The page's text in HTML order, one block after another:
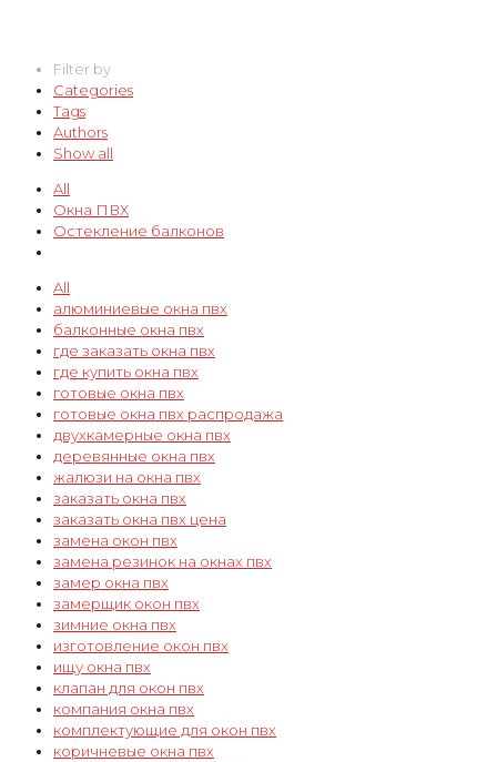
Filter by
Categories
Tags
Authors
Show all
All
Окна ПВХ
Остекление балконов
All
алюминиевые окна пвх
балконные окна пвх
где заказать окна пвх
где купить окна пвх
готовые окна пвх
готовые окна пвх распродажа
двухкамерные окна пвх
деревянные окна пвх
жалюзи на окна пвх
заказать окна пвх
заказать окна пвх цена
замена окон пвх
замена резинок на окнах пвх
замер окна пвх
замерщик окон пвх
зимние окна пвх
изготовление окон пвх
ищу окна пвх
клапан для окон пвх
компания окна пвх
комплектующие для окон пвх
коричневые окна пвх